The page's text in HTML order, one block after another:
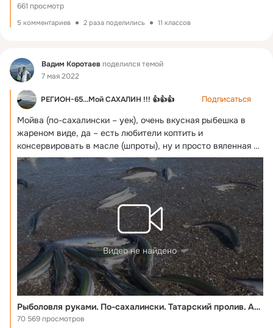
661 просмотр
5 комментариев 2 раза поделились 11 классов
Фид Вадим Коротаев поделился темой
7 мая 2022
РЕГИОН-65...Мой САХАЛИН !!! 👍👍👍 Подписаться
Мойва (по-сахалински – уек), очень вкусная рыбешка в
жареном виде, да – есть любители коптить и
консервировать в масле (шпроты), ну и просто вяленная
мойва к пиву хороша. ...
Видео не найдено
Рыболовля руками. По-сахалински. Татарский пролив. Апрель 2022 ✔ Sasha
70 569 просмотров